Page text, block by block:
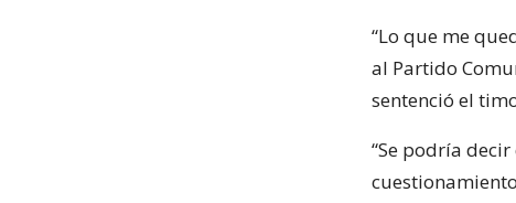
“Lo que me
al Partido
sentenció el
“Se podría